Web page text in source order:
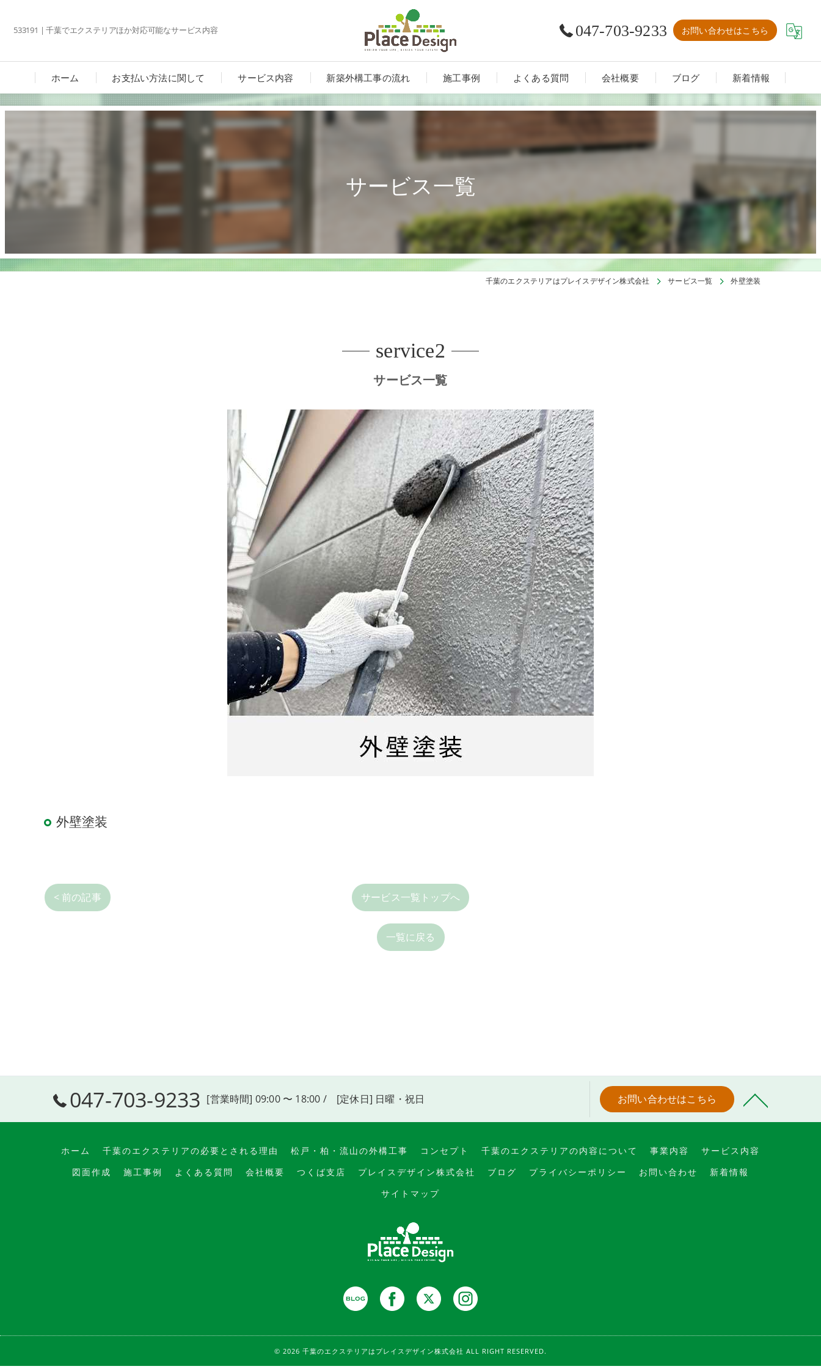
533191 | 千葉でエクステリアほか対応可能なサービス内容 047-703-9233 お問い合わせはこちら
ホーム お支払い方法に関して サービス内容
カーポート
ガーデンルーム・テラス・サンルーム
新築外構工事の流れ 施工事例 よくある質問 会社概要 ブログ 新着情報
サービス一覧
千葉のエクステリアはプレイスデザイン株式会社 サービス一覧 外壁塗装
サービス一覧
service2
外壁塗装
< 前の記事 サービス一覧トップへ
一覧に戻る
047-703-9233 [営業時間] 09:00 〜 18:00 / [定休日] 日曜・祝日 お問い合わせはこちら
ホーム 千葉のエクステリアの必要とされる理由 松戸・柏・流山の外構工事 コンセプト 千葉のエクステリアの内容について 事業内容
サービス内容
図面作成
施工事例 よくある質問 会社概要 つくば支店 プレイスデザイン株式会社 ブログ プライバシーポリシー お問い合わせ
新着情報
サイトマップ
© 2026 千葉のエクステリアはプレイスデザイン株式会社 ALL RIGHT RESERVED.